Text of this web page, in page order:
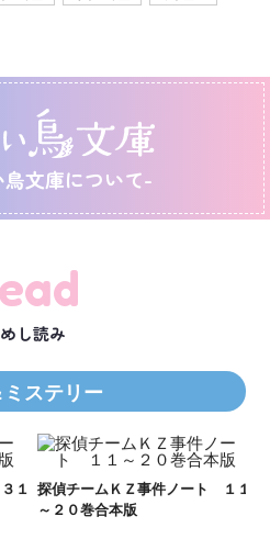
文庫について-
し読み
ステリー
探偵チームＫＺ事件ノート １１
～２０巻合本版